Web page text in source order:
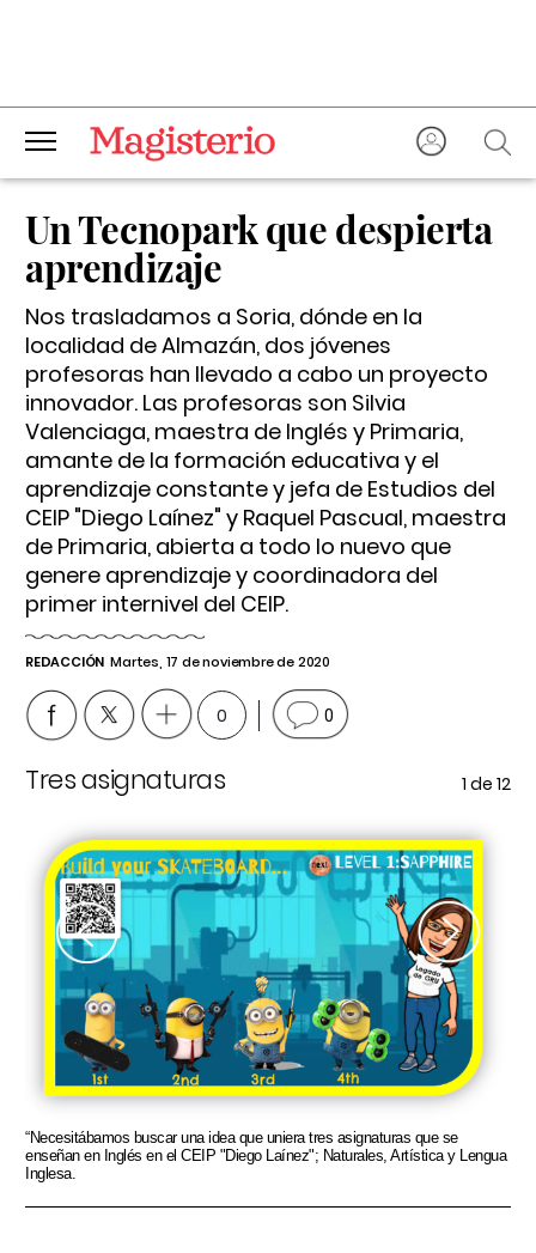
Un Tecnopark que despierta
aprendizaje
Nos trasladamos a Soria, dónde en la
localidad de Almazán, dos jóvenes
profesoras han llevado a cabo un proyecto
innovador. Las profesoras son Silvia
Valenciaga, maestra de Inglés y Primaria,
amante de la formación educativa y el
aprendizaje constante y jefa de Estudios del
CEIP "Diego Laínez" y Raquel Pascual, maestra
de Primaria, abierta a todo lo nuevo que
genere aprendizaje y coordinadora del
primer internivel del CEIP.
REDACCIÓN Martes, 17 de noviembre de 2020
0 0
Previous
Tres asignaturas 1 de 12
“Necesitábamos buscar una idea que uniera tres asignaturas que se
enseñan en Inglés en el CEIP "Diego Laínez"; Naturales, Artística y Lengua
Inglesa.
Next